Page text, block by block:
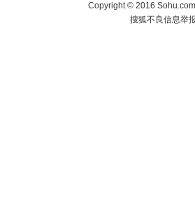
Copyright©2016
搜狐不良信息举